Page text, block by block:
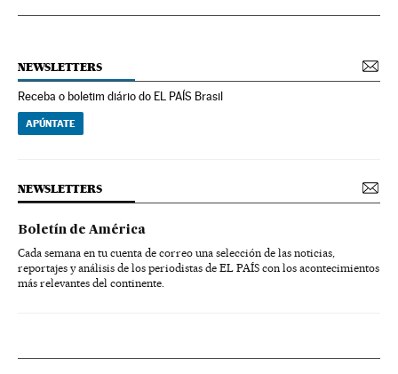
NEWSLETTERS
Receba o boletim diário do EL PAÍS Brasil
APÚNTATE
NEWSLETTERS
Boletín de América
Cada semana en tu cuenta de correo una selección de las noticias,
reportajes y análisis de los periodistas de EL PAÍS con los acontecimientos
más relevantes del continente.